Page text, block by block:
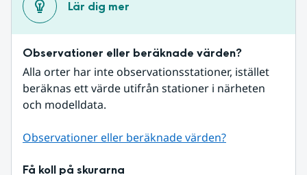
Lär dig mer
Observationer eller beräknade värden?
Alla orter har inte observationsstationer, istället
beräknas ett värde utifrån stationer i närheten
och modelldata.
Observationer eller beräknade värden?
Få koll på skurarna